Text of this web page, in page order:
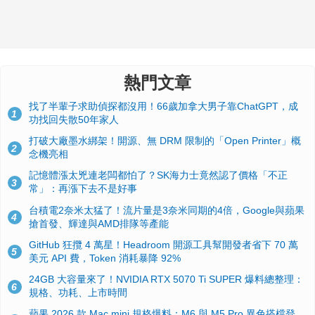
熱門文章
1
找了半輩子求助偵探都沒用！66歲加拿大男子靠ChatGPT，成
功找回失散50年家人
2
打破大廠墨水綁架！開源、無 DRM 限制的「Open Printer」概
念機亮相
3
記憶體漲太兇連老闆都怕了？SK海力士竟然認了價格「不正
常」：再漲下去不是好事
4
台積電2奈米太猛了！流片量是3奈米同期的4倍，Google與蘋果
搶首發、輝達與AMD排隊等產能
5
GitHub 狂攬 4 萬星！Headroom 開源工具幫開發者省下 70 萬
美元 API 費，Token 消耗暴降 92%
6
24GB 大容量來了！NVIDIA RTX 5070 Ti SUPER 爆料總整理：
規格、功耗、上市時間